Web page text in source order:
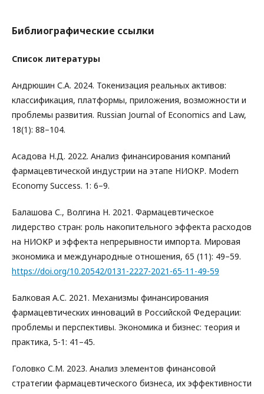
Библиографические ссылки
Список литературы
Андрюшин С.А. 2024. Токенизация реальных активов:
классификация, платформы, приложения, возможности и
проблемы развития. Russian Journal of Economics and Law,
18(1): 88–104.
Асадова Н.Д. 2022. Анализ финансирования компаний
фармацевтической индустрии на этапе НИОКР. Modern
Economy Success. 1: 6–9.
Балашова С., Волгина Н. 2021. Фармацевтическое
лидерство стран: роль накопительного эффекта расходов
на НИОКР и эффекта непрерывности импорта. Мировая
экономика и международные отношения, 65 (11): 49–59.
https://doi.org/10.20542/0131-2227-2021-65-11-49-59
Балковая А.С. 2021. Механизмы финансирования
фармацевтических инноваций в Российской Федерации:
проблемы и перспективы. Экономика и бизнес: теория и
практика, 5-1: 41–45.
Головко С.М. 2023. Анализ элементов финансовой
стратегии фармацевтического бизнеса, их эффективности